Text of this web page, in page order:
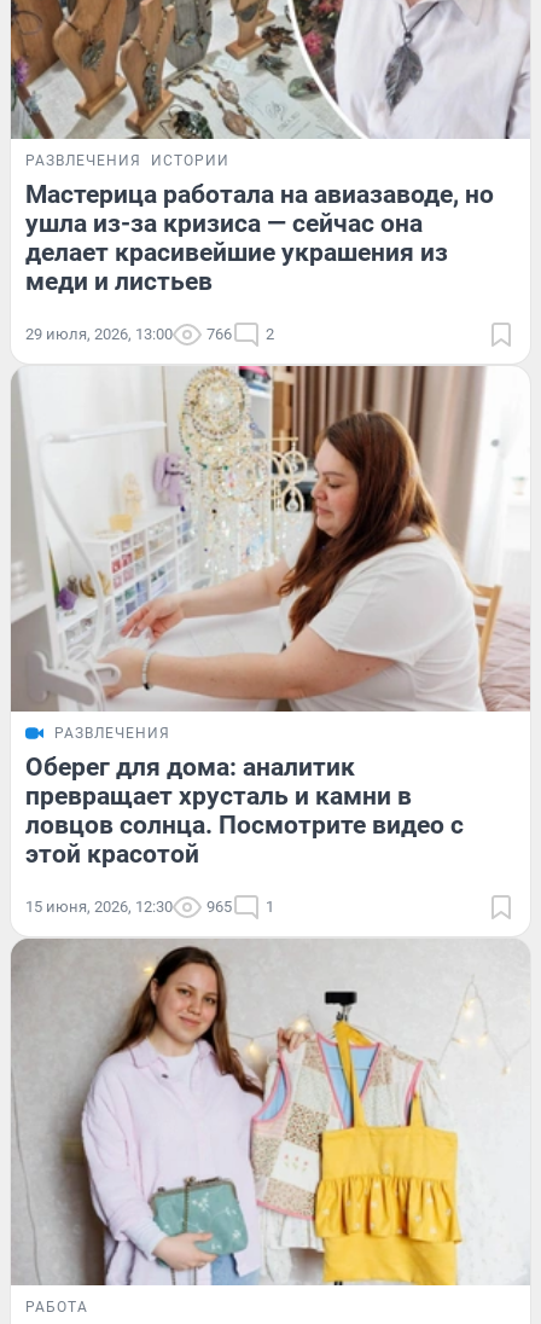
РАЗВЛЕЧЕНИЯ ИСТОРИИ
Мастерица работала на авиазаводе, но
ушла из-за кризиса — сейчас она
делает красивейшие украшения из
меди и листьев
29 июля, 2026, 13:00 766 2
РАЗВЛЕЧЕНИЯ
Оберег для дома: аналитик
превращает хрусталь и камни в
ловцов солнца. Посмотрите видео с
этой красотой
15 июня, 2026, 12:30 965 1
РАБОТА